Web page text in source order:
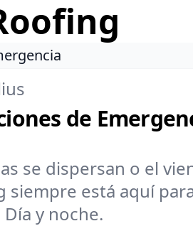
de
se dispersan o el
siempre está aquí
y noche.